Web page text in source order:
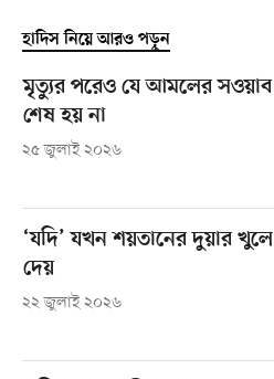
হাদিস নিয়ে আরও পড়ুন
মৃত্যুর পরেও যে আমলের সওয়াব
শেষ হয় না
২৫ জুলাই ২০২৬
‘যদি’ যখন শয়তানের দুয়ার খুলে
দেয়
২২ জুলাই ২০২৬